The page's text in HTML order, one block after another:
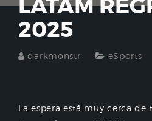
LATAM
2025
darkmonstr eSports
La espera está muy cerca de